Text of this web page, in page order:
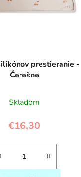
prestieranie -
Čerešne
Skladom
€16,30